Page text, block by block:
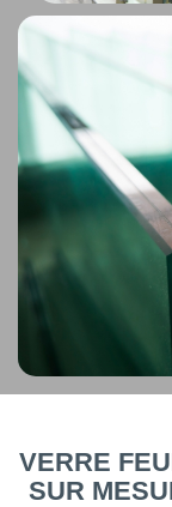
VERRE
SUR